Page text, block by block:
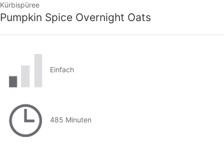
Kürbispüree
Pumpkin Spice Overnight Oats
Einfach
485 Minuten